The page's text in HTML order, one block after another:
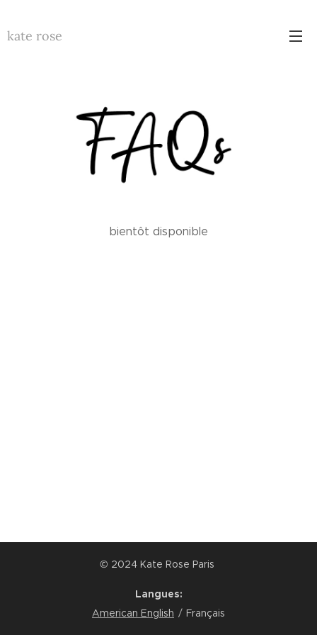
kate rose
bientôt disponible
© 2024 Kate Rose Paris
Langues
American English
Français